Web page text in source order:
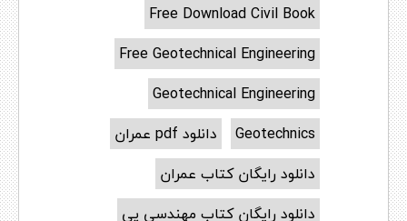
Free Download Civil Book
Free Geotechnical Engineering
Geotechnical Engineering
Geotechnics
دانلود pdf عمران
دانلود رایگان کتاب عمران
دانلود رایگان کتاب مهندسی پی